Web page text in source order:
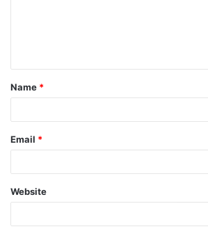
Name *
Email *
Website